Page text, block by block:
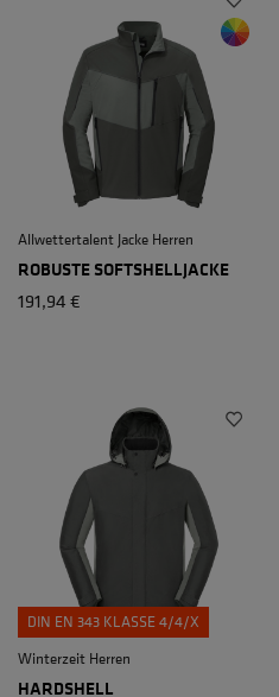
Allwettertalent Jacke Herren
ROBUSTE SOFTSHELLJACKE
191,94 €
DIN EN 343 KLASSE 4/4/X
Winterzeit Herren
HARDSHELL